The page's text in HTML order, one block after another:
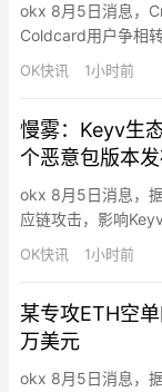
okx 8月5日消息，
Coldcard用户争相
地址从7月30日的
日以来最高水平，
笔低于10万美元…
OK快讯 1小时前
慢雾：Keyv生
个恶意包版本
okx 8月5日消息，
应链攻击，影响
2,000个恶意包版
存储抽象库，支持
法…
OK快讯 1小时前
某专攻ETH空
万美元
okx 8月5日消息，